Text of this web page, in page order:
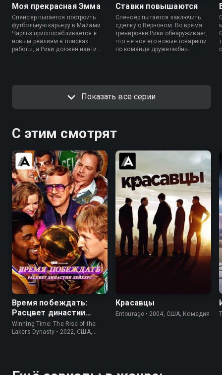
Моя прекрасная Эмма
Спенсер пытается построить
футбольную карьеру в Майами.
Чарльз приспосабливается к
новым реалиям в поисках
работы, а Рики должен найти
Ставки повышаются
Спенсер пытается заключить
сделку с Верноном. Во время
тренировки Рики обнаруживает,
что не все его новые товарищи
по команде дружелюбны.
Показать все серии
С этим смотрят
8.6 8.3
Время побеждать:
Расцвет династии
Лейкерс
Winning Time: The Rise of the
Lakers Dynasty • 2022, США,
Красавцы
Entourage • 2004, США, Комедия